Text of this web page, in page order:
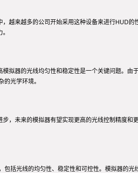
越来越多的公司开始采用这种设备来进行HUD
拟器的光线均匀性和稳定性是一个关键问题。
光学环境。
，未来的模拟器有望实现更高的光线控制精度
括光线的均匀性、稳定性和可控性。模拟器的